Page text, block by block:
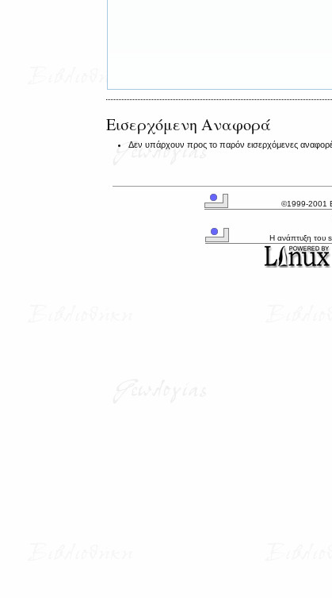
Εισερχόμενη Αναφορά
Δεν υπάρχουν προς το παρόν εισερχόμενες
©1999-2001
Η ανάπτυξη του